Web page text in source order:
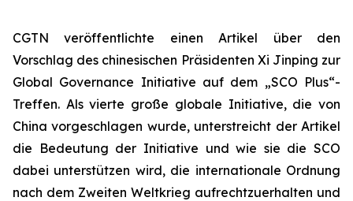
CGTN veröffentlichte einen Artikel über den
Vorschlag des chinesischen Präsidenten Xi Jinping zur
Global Governance Initiative auf dem „SCO Plus“-
Treffen. Als vierte große globale Initiative, die von
China vorgeschlagen wurde, unterstreicht der Artikel
die Bedeutung der Initiative und wie sie die SCO
dabei unterstützen wird, die internationale Ordnung
nach dem Zweiten Weltkrieg aufrechtzuerhalten und